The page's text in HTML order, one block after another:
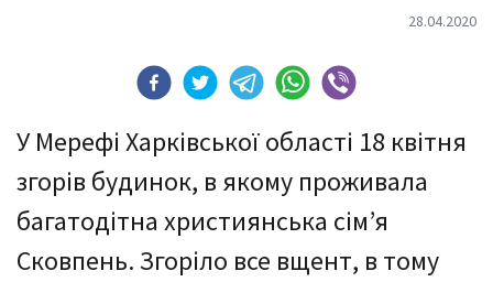
28.04.2020
У Мерефі Харківської області 18 квітня
згорів будинок, в якому проживала
багатодітна християнська сім’я
Сковпень. Згоріло все вщент, в тому